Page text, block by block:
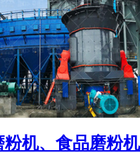
粉机、食品磨粉